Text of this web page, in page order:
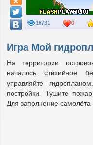
Игра Мой
На территории
началось стихийное
управляйте
постройки. Тушите
Для заполнение самолёта
16731 0